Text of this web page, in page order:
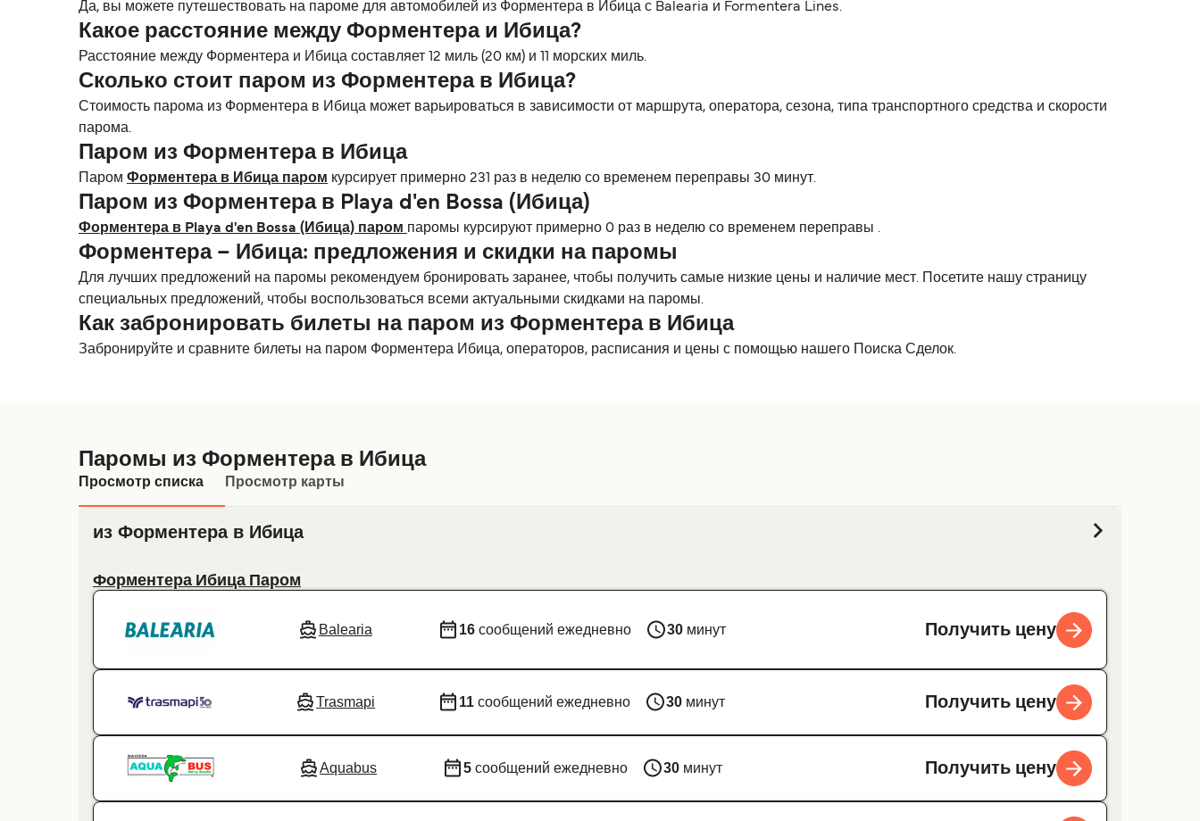
Да, вы можете путешествовать на пароме для автомобилей из Форментера в Ибица с Balearia и Formentera Lines.
Какое расстояние между Форментера и Ибица?
Расстояние между Форментера и Ибица составляет 12 миль (20 км) и 11 морских миль.
Сколько стоит паром из Форментера в Ибица?
Стоимость парома из Форментера в Ибица может варьироваться в зависимости от маршрута, оператора, сезона, типа транспортного средства и скорости
парома.
Паром из Форментера в Ибица
Паром Форментера в Ибица паром курсирует примерно 231 раз в неделю со временем переправы 30 минут.
Паром из Форментера в Playa d'en Bossa (Ибица)
Форментера в Playa d'en Bossa (Ибица) паром паромы курсируют примерно 0 раз в неделю со временем переправы .
Форментера – Ибица: предложения и скидки на паромы
Для лучших предложений на паромы рекомендуем бронировать заранее, чтобы получить самые низкие цены и наличие мест. Посетите нашу страницу
специальных предложений, чтобы воспользоваться всеми актуальными скидками на паромы.
Как забронировать билеты на паром из Форментера в Ибица
Забронируйте и сравните билеты на паром Форментера Ибица, операторов, расписания и цены с помощью нашего Поиска Сделок.
Паромы из Форментера в Ибица
Просмотр списка Просмотр карты
из Форментера в Ибица
Форментера Ибица Паром
Balearia 16сообщений ежедневно 30минут Получить цену
Trasmapi 11 сообщений ежедневно 30 минут Получить цену
Aquabus 5сообщений ежедневно 30минут Получить цену